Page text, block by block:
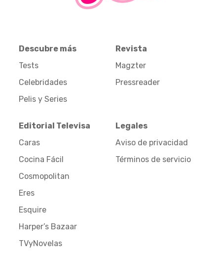
Descubre más
Tests
Celebridades
Pelis y Series
Revista
Magzter
Pressreader
Editorial Televisa
Caras
Cocina Fácil
Cosmopolitan
Eres
Esquire
Harper’s Bazaar
TVyNovelas
Legales
Aviso de privacidad
Términos de servicio